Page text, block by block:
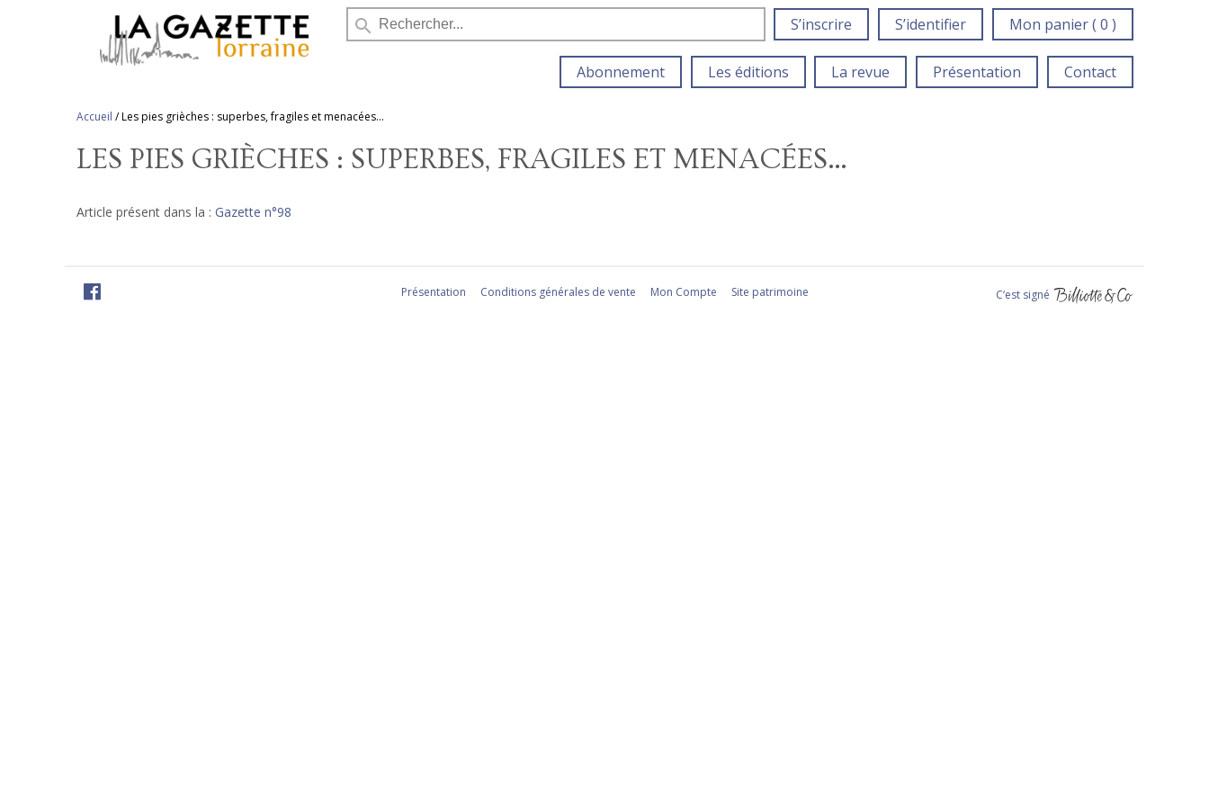
search S’inscrire S’identifier Mon panier ( 0 )
Abonnement Les éditions La revue Présentation Contact
Accueil /Les pies grièches : superbes, fragiles et menacées…
LES PIES GRIÈCHES : SUPERBES, FRAGILES ET MENACÉES…
Article présent dans la : Gazette n°98
Présentation Conditions générales de vente Mon Compte Site patrimoine C‘est signé